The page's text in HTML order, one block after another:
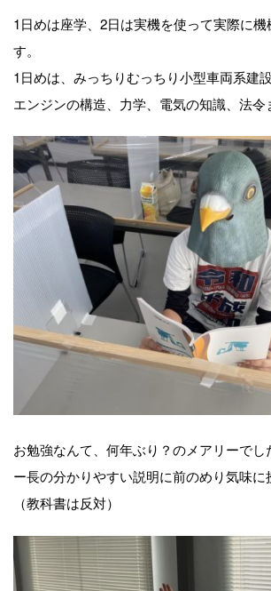
1日めは座学、2日は実機を使って実際に
す。
1日めは、みっちりむっちり小型車両系建
エンジンの構造、力学、電気の知識、法令
お勉強なんて、何年ぶり？のメアリーでし
ー長の分かりやすい説明に前のめり気味に
（教科書は反対）